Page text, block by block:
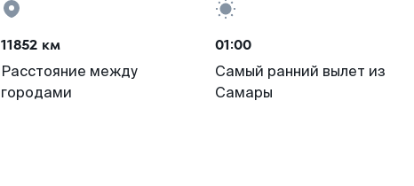
11852 км
Расстояние между
городами
01:00
Самый ранний вылет из
Самары